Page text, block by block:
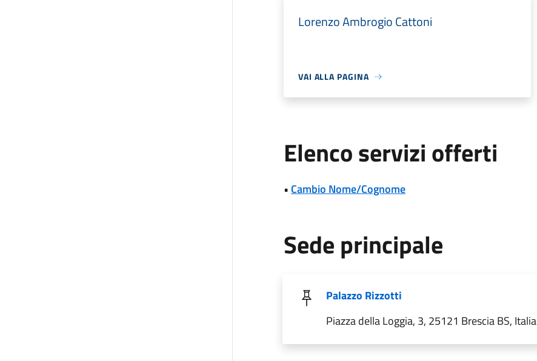
Lorenzo Ambrogio Cattoni
VAI ALLA PAGINA
Elenco servizi offerti
• Cambio Nome/Cognome
Sede principale
Palazzo Rizzotti
Piazza della Loggia, 3, 25121 Brescia BS, Italia